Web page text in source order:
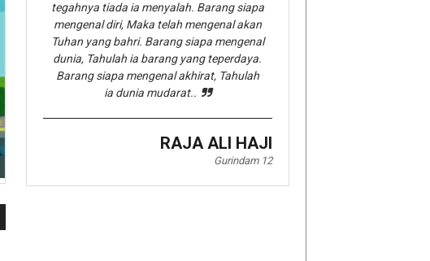
tegahnya tiada ia menyalah. Barang siapa
mengenal diri, Maka telah mengenal akan
Tuhan yang bahri. Barang siapa mengenal
dunia, Tahulah ia barang yang teperdaya.
Barang siapa mengenal akhirat, Tahulah
ia dunia mudarat..
RAJA ALI HAJI
Gurindam 12